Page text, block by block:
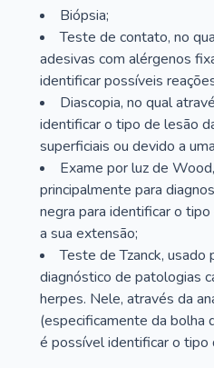
Biópsia;
Teste de contato, no
adesivas com alérgenos
identificar possíveis
Diascopia, no qual
identificar o tipo de lesão
superficiais ou devido a
Exame por luz de
principalmente para
negra para identificar o
a sua extensão;
Teste de Tzanck, usado
diagnóstico de patologias
herpes. Nele, através da
(especificamente da bolha
é possível identificar o tipo